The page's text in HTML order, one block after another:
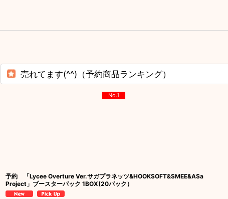
売れてます(^^)（予約商品ランキング）
No.1
予約 「Lycee Overture Ver.サガプラネッツ&HOOKSOFT&SMEE&ASa
Project」ブースターパック 1BOX(20パック）